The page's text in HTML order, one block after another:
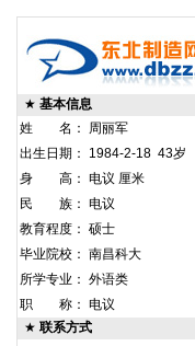
★ 基本信息
姓 名： 周丽军
出生日期： 1984-2-18 43岁
身 高： 电议 厘米
民 族： 电议
教育程度： 硕士
毕业院校： 南昌科大
所学专业： 外语类
职 称： 电议
★ 联系方式